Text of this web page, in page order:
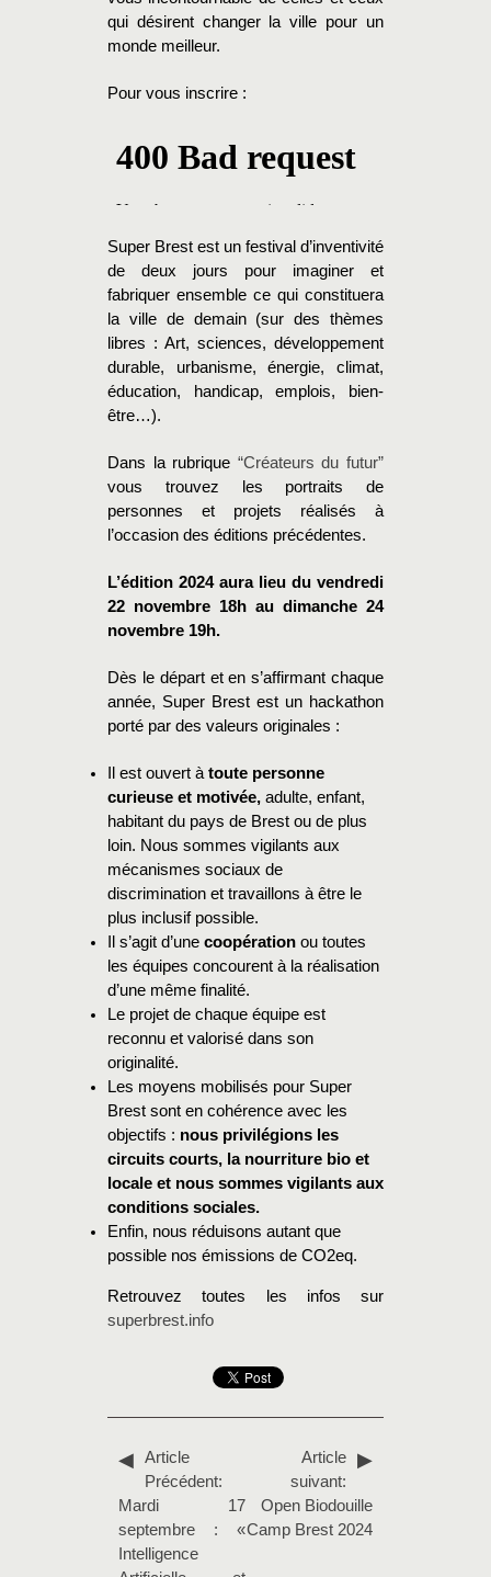
qui désirent changer la ville pour un
monde meilleur.
Pour vous inscrire :
Super Brest est un festival d’inventivité
de deux jours pour imaginer et
fabriquer ensemble ce qui constituera
la ville de demain (sur des thèmes
libres : Art, sciences, développement
durable, urbanisme, énergie, climat,
éducation, handicap, emplois, bien-
être…).
Dans la rubrique “Créateurs du futur”
vous trouvez les portraits de
personnes et projets réalisés à
l’occasion des éditions précédentes.
L’édition 2024 aura lieu du vendredi
22 novembre 18h au dimanche 24
novembre 19h.
Dès le départ et en s’affirmant chaque
année, Super Brest est un hackathon
porté par des valeurs originales :
Il est ouvert à toute personne
curieuse et motivée, adulte, enfant,
habitant du pays de Brest ou de plus
loin. Nous sommes vigilants aux
mécanismes sociaux de
discrimination et travaillons à être le
plus inclusif possible.
Il s’agit d’une coopération ou toutes
les équipes concourent à la réalisation
d’une même finalité.
Le projet de chaque équipe est
reconnu et valorisé dans son
originalité.
Les moyens mobilisés pour Super
Brest sont en cohérence avec les
objectifs : nous privilégions les
circuits courts, la nourriture bio et
locale et nous sommes vigilants aux
conditions sociales.
Enfin, nous réduisons autant que
possible nos émissions de CO2eq.
Retrouvez toutes les infos sur
superbrest.info
Article
Précédent:
Mardi 17
septembre : «
Intelligence
Article
suivant:
Open Biodouille
Camp Brest 2024